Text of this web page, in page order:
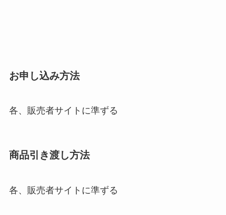
お申し込み方法
各、販売者サイトに準ずる
商品引き渡し方法
各、販売者サイトに準ずる